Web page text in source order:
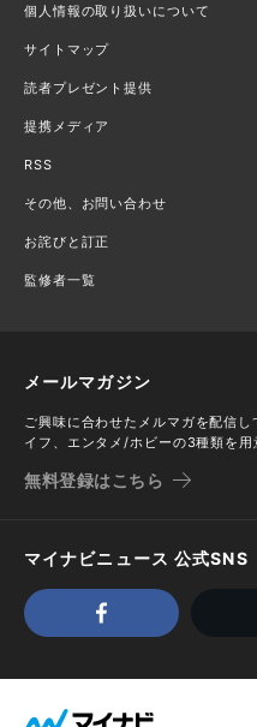
個人情報の取り扱いについて
サイトマップ
読者プレゼント提供
提携メディア
RSS
その他、お問い合わせ
お詫びと訂正
監修者一覧
メールマガジン
ご興味に合わせたメルマガを配信
イフ、エンタメ/ホビーの3種類を用
無料登録はこちら
マイナビニュース 公式SNS